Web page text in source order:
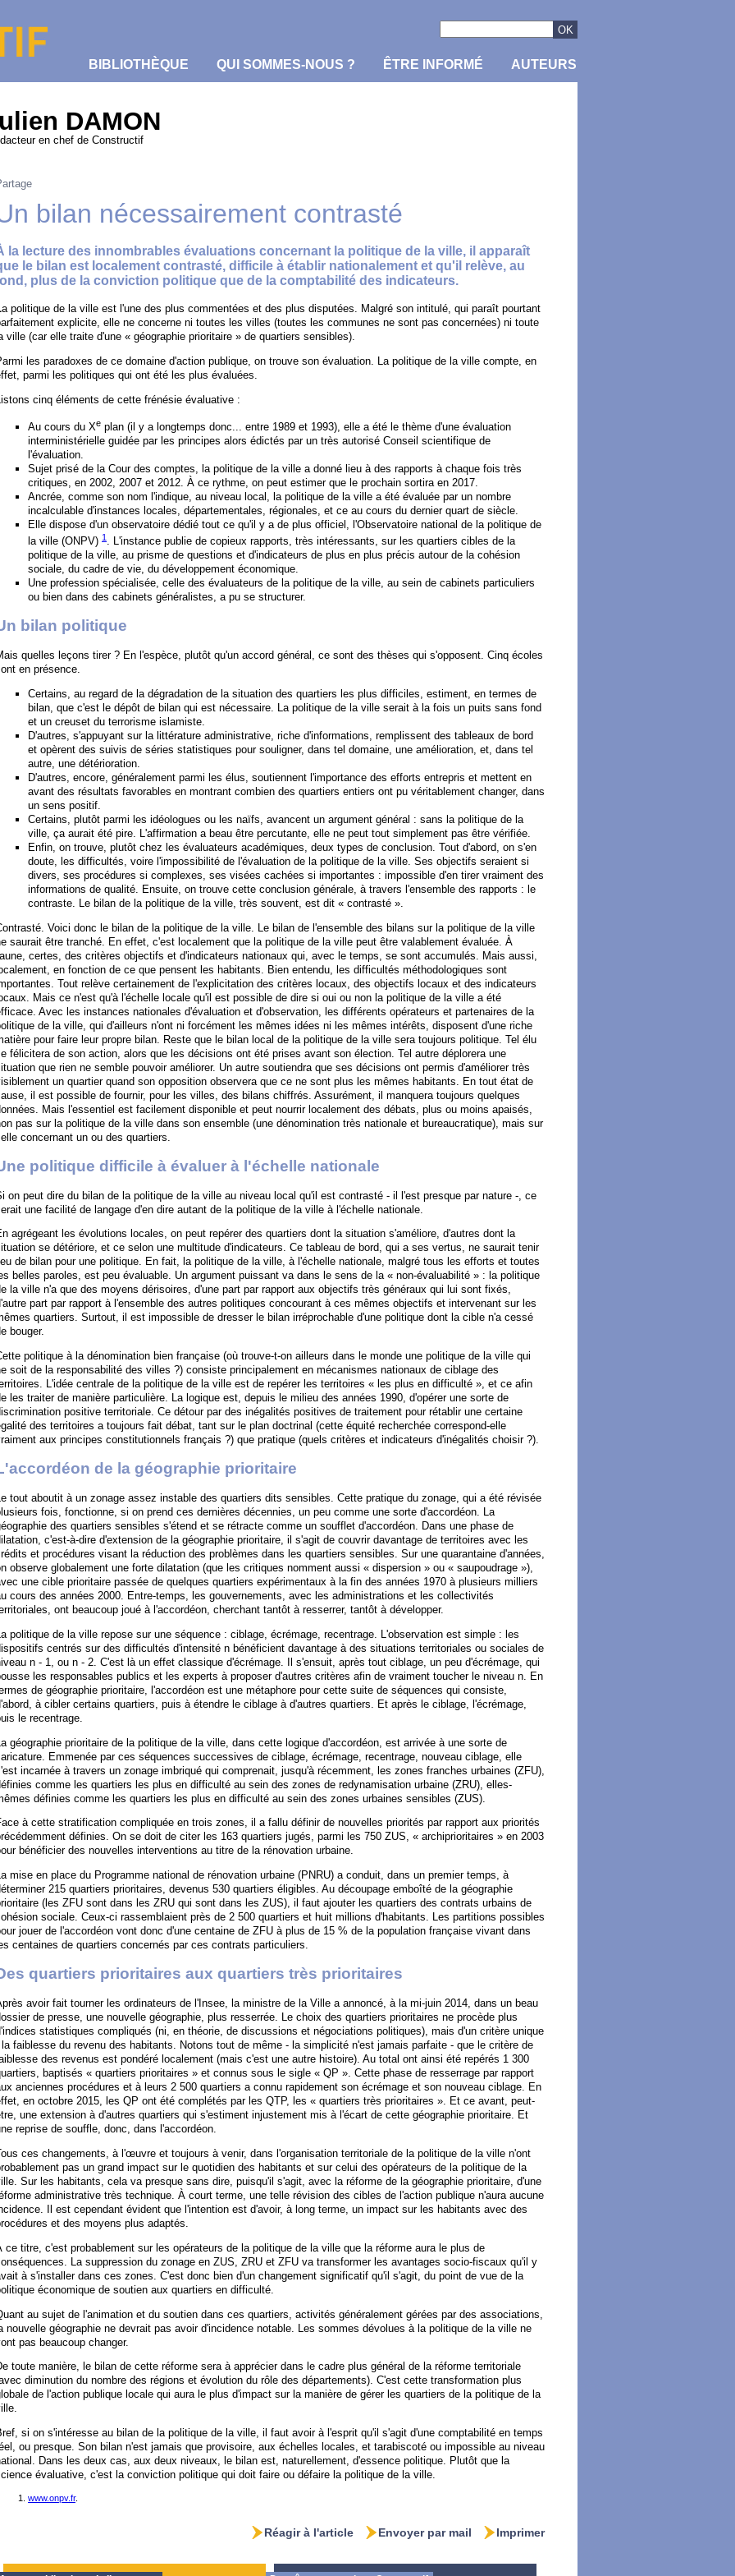
BIBLIOTHÈQUE QUI SOMMES-NOUS ? ÊTRE INFORMÉ AUTEURS
DAMON
en chef de Constructif
bilan nécessairement contrasté
la lecture des innombrables évaluations concernant la politique de la ville, il apparaît
le bilan est localement contrasté, difficile à établir nationalement et qu'il relève, au
plus de la conviction politique que de la comptabilité des indicateurs.
a politique de la ville est l'une des plus commentées et des plus disputées. Malgré son intitulé, qui paraît pourtant
explicite, elle ne concerne ni toutes les villes (toutes les communes ne sont pas concernées) ni toute
ville (car elle traite d'une « géographie prioritaire » de quartiers sensibles).
les paradoxes de ce domaine d'action publique, on trouve son évaluation. La politique de la ville compte, en
parmi les politiques qui ont été les plus évaluées.
cinq éléments de cette frénésie évaluative :
Au cours du Xe plan (il y a longtemps donc... entre 1989 et 1993), elle a été le thème d'une évaluation
interministérielle guidée par les principes alors édictés par un très autorisé Conseil scientifique de
l'évaluation.
Sujet prisé de la Cour des comptes, la politique de la ville a donné lieu à des rapports à chaque fois très
critiques, en 2002, 2007 et 2012. À ce rythme, on peut estimer que le prochain sortira en 2017.
Ancrée, comme son nom l'indique, au niveau local, la politique de la ville a été évaluée par un nombre
incalculable d'instances locales, départementales, régionales, et ce au cours du dernier quart de siècle.
Elle dispose d'un observatoire dédié tout ce qu'il y a de plus officiel, l'Observatoire national de la politique de
la ville (ONPV) 1 . L'instance publie de copieux rapports, très intéressants, sur les quartiers cibles de la
politique de la ville, au prisme de questions et d'indicateurs de plus en plus précis autour de la cohésion
sociale, du cadre de vie, du développement économique.
Une profession spécialisée, celle des évaluateurs de la politique de la ville, au sein de cabinets particuliers
ou bien dans des cabinets généralistes, a pu se structurer.
bilan politique
quelles leçons tirer ? En l'espèce, plutôt qu'un accord général, ce sont des thèses qui s'opposent. Cinq écoles
en présence.
Certains, au regard de la dégradation de la situation des quartiers les plus difficiles, estiment, en termes de
bilan, que c'est le dépôt de bilan qui est nécessaire. La politique de la ville serait à la fois un puits sans fond
et un creuset du terrorisme islamiste.
D'autres, s'appuyant sur la littérature administrative, riche d'informations, remplissent des tableaux de bord
et opèrent des suivis de séries statistiques pour souligner, dans tel domaine, une amélioration, et, dans tel
autre, une détérioration.
D'autres, encore, généralement parmi les élus, soutiennent l'importance des efforts entrepris et mettent en
avant des résultats favorables en montrant combien des quartiers entiers ont pu véritablement changer, dans
un sens positif.
Certains, plutôt parmi les idéologues ou les naïfs, avancent un argument général : sans la politique de la
ville, ça aurait été pire. L'affirmation a beau être percutante, elle ne peut tout simplement pas être vérifiée.
Enfin, on trouve, plutôt chez les évaluateurs académiques, deux types de conclusion. Tout d'abord, on s'en
doute, les difficultés, voire l'impossibilité de l'évaluation de la politique de la ville. Ses objectifs seraient si
divers, ses procédures si complexes, ses visées cachées si importantes : impossible d'en tirer vraiment des
informations de qualité. Ensuite, on trouve cette conclusion générale, à travers l'ensemble des rapports : le
contraste. Le bilan de la politique de la ville, très souvent, est dit « contrasté ».
Voici donc le bilan de la politique de la ville. Le bilan de l'ensemble des bilans sur la politique de la ville
saurait être tranché. En effet, c'est localement que la politique de la ville peut être valablement évaluée. À
certes, des critères objectifs et d'indicateurs nationaux qui, avec le temps, se sont accumulés. Mais aussi,
en fonction de ce que pensent les habitants. Bien entendu, les difficultés méthodologiques sont
Tout relève certainement de l'explicitation des critères locaux, des objectifs locaux et des indicateurs
Mais ce n'est qu'à l'échelle locale qu'il est possible de dire si oui ou non la politique de la ville a été
Avec les instances nationales d'évaluation et d'observation, les différents opérateurs et partenaires de la
de la ville, qui d'ailleurs n'ont ni forcément les mêmes idées ni les mêmes intérêts, disposent d'une riche
pour faire leur propre bilan. Reste que le bilan local de la politique de la ville sera toujours politique. Tel élu
félicitera de son action, alors que les décisions ont été prises avant son élection. Tel autre déplorera une
que rien ne semble pouvoir améliorer. Un autre soutiendra que ses décisions ont permis d'améliorer très
un quartier quand son opposition observera que ce ne sont plus les mêmes habitants. En tout état de
il est possible de fournir, pour les villes, des bilans chiffrés. Assurément, il manquera toujours quelques
Mais l'essentiel est facilement disponible et peut nourrir localement des débats, plus ou moins apaisés,
pas sur la politique de la ville dans son ensemble (une dénomination très nationale et bureaucratique), mais sur
concernant un ou des quartiers.
politique difficile à évaluer à l'échelle nationale
on peut dire du bilan de la politique de la ville au niveau local qu'il est contrasté - il l'est presque par nature -, ce
une facilité de langage d'en dire autant de la politique de la ville à l'échelle nationale.
agrégeant les évolutions locales, on peut repérer des quartiers dont la situation s'améliore, d'autres dont la
se détériore, et ce selon une multitude d'indicateurs. Ce tableau de bord, qui a ses vertus, ne saurait tenir
de bilan pour une politique. En fait, la politique de la ville, à l'échelle nationale, malgré tous les efforts et toutes
belles paroles, est peu évaluable. Un argument puissant va dans le sens de la « non-évaluabilité » : la politique
la ville n'a que des moyens dérisoires, d'une part par rapport aux objectifs très généraux qui lui sont fixés,
part par rapport à l'ensemble des autres politiques concourant à ces mêmes objectifs et intervenant sur les
quartiers. Surtout, il est impossible de dresser le bilan irréprochable d'une politique dont la cible n'a cessé
bouger.
politique à la dénomination bien française (où trouve-t-on ailleurs dans le monde une politique de la ville qui
soit de la responsabilité des villes ?) consiste principalement en mécanismes nationaux de ciblage des
L'idée centrale de la politique de la ville est de repérer les territoires « les plus en difficulté », et ce afin
les traiter de manière particulière. La logique est, depuis le milieu des années 1990, d'opérer une sorte de
positive territoriale. Ce détour par des inégalités positives de traitement pour rétablir une certaine
des territoires a toujours fait débat, tant sur le plan doctrinal (cette équité recherchée correspond-elle
aux principes constitutionnels français ?) que pratique (quels critères et indicateurs d'inégalités choisir ?).
de la géographie prioritaire
tout aboutit à un zonage assez instable des quartiers dits sensibles. Cette pratique du zonage, qui a été révisée
fois, fonctionne, si on prend ces dernières décennies, un peu comme une sorte d'accordéon. La
des quartiers sensibles s'étend et se rétracte comme un soufflet d'accordéon. Dans une phase de
c'est-à-dire d'extension de la géographie prioritaire, il s'agit de couvrir davantage de territoires avec les
et procédures visant la réduction des problèmes dans les quartiers sensibles. Sur une quarantaine d'années,
observe globalement une forte dilatation (que les critiques nomment aussi « dispersion » ou « saupoudrage »),
une cible prioritaire passée de quelques quartiers expérimentaux à la fin des années 1970 à plusieurs milliers
cours des années 2000. Entre-temps, les gouvernements, avec les administrations et les collectivités
ont beaucoup joué à l'accordéon, cherchant tantôt à resserrer, tantôt à développer.
La politique de la ville repose sur une séquence : ciblage, écrémage, recentrage. L'observation est simple : les
centrés sur des difficultés d'intensité n bénéficient davantage à des situations territoriales ou sociales de
n - 1, ou n - 2. C'est là un effet classique d'écrémage. Il s'ensuit, après tout ciblage, un peu d'écrémage, qui
les responsables publics et les experts à proposer d'autres critères afin de vraiment toucher le niveau n. En
de géographie prioritaire, l'accordéon est une métaphore pour cette suite de séquences qui consiste,
à cibler certains quartiers, puis à étendre le ciblage à d'autres quartiers. Et après le ciblage, l'écrémage,
le recentrage.
géographie prioritaire de la politique de la ville, dans cette logique d'accordéon, est arrivée à une sorte de
Emmenée par ces séquences successives de ciblage, écrémage, recentrage, nouveau ciblage, elle
incarnée à travers un zonage imbriqué qui comprenait, jusqu'à récemment, les zones franches urbaines (ZFU),
comme les quartiers les plus en difficulté au sein des zones de redynamisation urbaine (ZRU), elles-
définies comme les quartiers les plus en difficulté au sein des zones urbaines sensibles (ZUS).
à cette stratification compliquée en trois zones, il a fallu définir de nouvelles priorités par rapport aux priorités
définies. On se doit de citer les 163 quartiers jugés, parmi les 750 ZUS, « archiprioritaires » en 2003
bénéficier des nouvelles interventions au titre de la rénovation urbaine.
mise en place du Programme national de rénovation urbaine (PNRU) a conduit, dans un premier temps, à
215 quartiers prioritaires, devenus 530 quartiers éligibles. Au découpage emboîté de la géographie
(les ZFU sont dans les ZRU qui sont dans les ZUS), il faut ajouter les quartiers des contrats urbains de
sociale. Ceux-ci rassemblaient près de 2 500 quartiers et huit millions d'habitants. Les partitions possibles
jouer de l'accordéon vont donc d'une centaine de ZFU à plus de 15 % de la population française vivant dans
centaines de quartiers concernés par ces contrats particuliers.
quartiers prioritaires aux quartiers très prioritaires
avoir fait tourner les ordinateurs de l'Insee, la ministre de la Ville a annoncé, à la mi-juin 2014, dans un beau
de presse, une nouvelle géographie, plus resserrée. Le choix des quartiers prioritaires ne procède plus
statistiques compliqués (ni, en théorie, de discussions et négociations politiques), mais d'un critère unique
la faiblesse du revenu des habitants. Notons tout de même - la simplicité n'est jamais parfaite - que le critère de
des revenus est pondéré localement (mais c'est une autre histoire). Au total ont ainsi été repérés 1 300
baptisés « quartiers prioritaires » et connus sous le sigle « QP ». Cette phase de resserrage par rapport
anciennes procédures et à leurs 2 500 quartiers a connu rapidement son écrémage et son nouveau ciblage. En
en octobre 2015, les QP ont été complétés par les QTP, les « quartiers très prioritaires ». Et ce avant, peut-
une extension à d'autres quartiers qui s'estiment injustement mis à l'écart de cette géographie prioritaire. Et
reprise de souffle, donc, dans l'accordéon.
ces changements, à l'œuvre et toujours à venir, dans l'organisation territoriale de la politique de la ville n'ont
pas un grand impact sur le quotidien des habitants et sur celui des opérateurs de la politique de la
Sur les habitants, cela va presque sans dire, puisqu'il s'agit, avec la réforme de la géographie prioritaire, d'une
administrative très technique. À court terme, une telle révision des cibles de l'action publique n'aura aucune
Il est cependant évident que l'intention est d'avoir, à long terme, un impact sur les habitants avec des
et des moyens plus adaptés.
ce titre, c'est probablement sur les opérateurs de la politique de la ville que la réforme aura le plus de
La suppression du zonage en ZUS, ZRU et ZFU va transformer les avantages socio-fiscaux qu'il y
à s'installer dans ces zones. C'est donc bien d'un changement significatif qu'il s'agit, du point de vue de la
économique de soutien aux quartiers en difficulté.
au sujet de l'animation et du soutien dans ces quartiers, activités généralement gérées par des associations,
nouvelle géographie ne devrait pas avoir d'incidence notable. Les sommes dévolues à la politique de la ville ne
pas beaucoup changer.
toute manière, le bilan de cette réforme sera à apprécier dans le cadre plus général de la réforme territoriale
diminution du nombre des régions et évolution du rôle des départements). C'est cette transformation plus
de l'action publique locale qui aura le plus d'impact sur la manière de gérer les quartiers de la politique de la
si on s'intéresse au bilan de la politique de la ville, il faut avoir à l'esprit qu'il s'agit d'une comptabilité en temps
ou presque. Son bilan n'est jamais que provisoire, aux échelles locales, et tarabiscoté ou impossible au niveau
Dans les deux cas, aux deux niveaux, le bilan est, naturellement, d'essence politique. Plutôt que la
évaluative, c'est la conviction politique qui doit faire ou défaire la politique de la ville.
www.onpv.fr.
Imprimer
Envoyer par mail
Réagir à l'article